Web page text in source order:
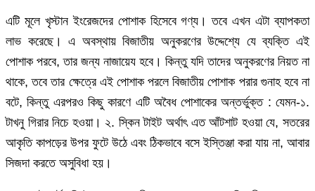
এটি মূলে খৃস্টান ইংরেজদের পোশাক হিসেবে গণ্য। তবে এখন এটা ব্যাপকতা
লাভ করেছে। এ অবস্থায় বিজাতীয় অনুকরণের উদ্দেশ্যে যে ব্যক্তি এই
পোশাক পরবে, তার জন্য নাজায়েয হবে। কিন্তু যদি তাদের অনুকরণের নিয়ত না
থাকে, তবে তার ক্ষেত্রে এই পোশাক পরলে বিজাতীয় পোশাক পরার গুনাহ হবে না
বটে, কিন্তু এরপরও কিছু কারণে এটি অবৈধ পোশাকের অন্তর্ভুক্ত : যেমন-১.
টাখনু গিরার নিচে হওয়া। ২. স্কিন টাইট অর্থাৎ এত আঁটশাট হওয়া যে, সতরের
আকৃতি কাপড়ের উপর ফুটে উঠে এবং ঠিকভাবে বসে ইস্তিঞ্জা করা যায় না, আবার
সিজদা করতে অসুবিধা হয়।